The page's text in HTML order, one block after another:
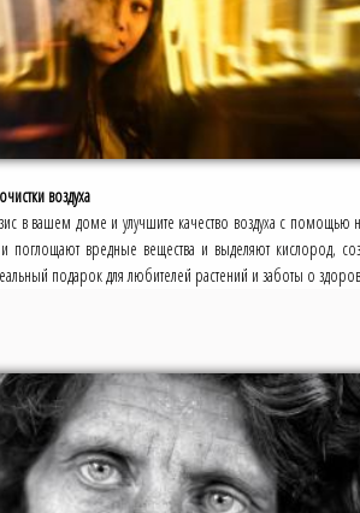
воздуха
в вашем доме и улучшите качество воздуха с помощью
поглощают вредные вещества и выделяют кислород,
подарок для любителей растений и заботы о